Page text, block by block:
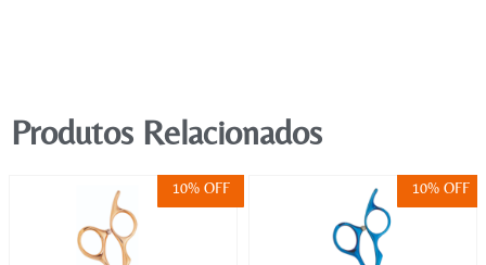
Produtos Relacionados
10% OFF 10% OFF